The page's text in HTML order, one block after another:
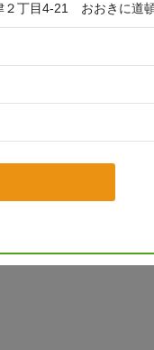
２丁目4-21 おおきに道